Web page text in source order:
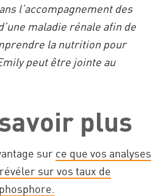
l’accompagnement des
maladie rénale afin de
la nutrition pour
peut être jointe au
plus
sur ce que vos analyses
sur vos taux de